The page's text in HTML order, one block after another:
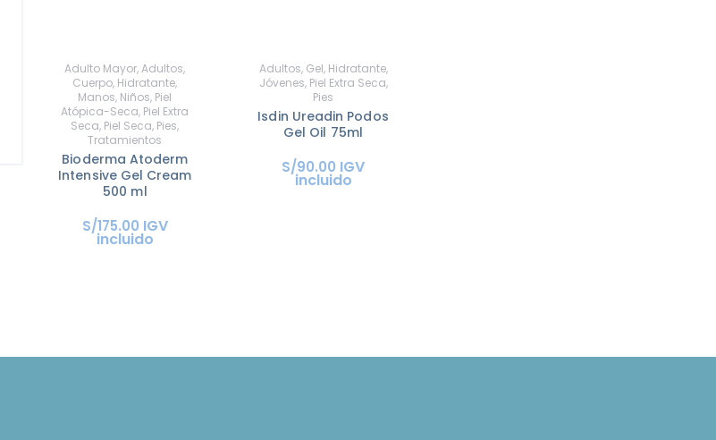
Adulto Mayor,Adultos,
Cuerpo, Hidratante,
Manos, Niños, Piel
Atópica-Seca, Piel Extra
Seca, Piel Seca, Pies,
Tratamientos
Bioderma Atoderm
Intensive Gel Cream
500 ml
S/175.00 IGV
incluido
Adultos, Gel, Hidratante,
Jóvenes, Piel Extra Seca,
Pies
Isdin Ureadin Podos
Gel Oil 75ml
S/90.00 IGV
incluido